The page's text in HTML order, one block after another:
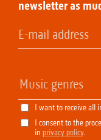
newsletter as
I want to receive all
I consent to the
in privacy policy.